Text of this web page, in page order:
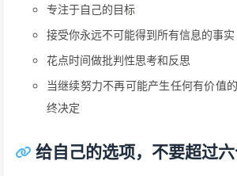
专注于自己的目标
接受你永远不可能得到所有信息的事实
花点时间做批判性思考和反思
当继续努力不再可能产生任何有价值
终决定
给自己的选项，不要超过